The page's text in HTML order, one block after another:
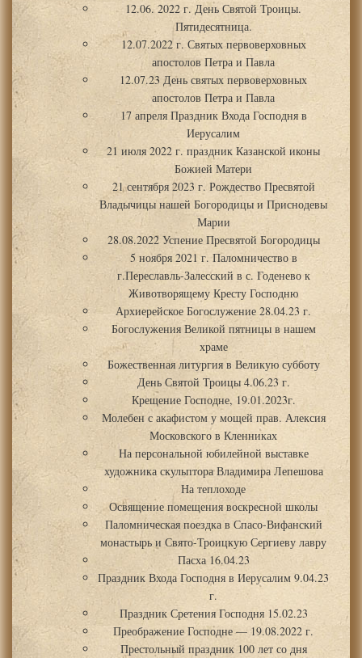
12.06. 2022 г. День Святой Троицы.
Пятидесятница.
12.07.2022 г. Святых первоверховных
апостолов Петра и Павла
12.07.23 День святых первоверховных
апостолов Петра и Павла
17 апреля Праздник Входа Господня в
Иерусалим
21 июля 2022 г. праздник Казанской иконы
Божией Матери
21 сентября 2023 г. Рождество Пресвятой
Владычицы нашей Богородицы и Приснодевы
Марии
28.08.2022 Успение Пресвятой Богородицы
5 ноября 2021 г. Паломничество в
г.Переславль-Залесский в с. Годенево к
Животворящему Кресту Господню
Архиерейское Богослужение 28.04.23 г.
Богослужения Великой пятницы в нашем
храме
Божественная литургия в Великую субботу
День Святой Троицы 4.06.23 г.
Крещение Господне, 19.01.2023г.
Молебен с акафистом у мощей прав. Алексия
Московского в Кленниках
На персональной юбилейной выставке
художника скульптора Владимира Лепешова
На теплоходе
Освящение помещения воскресной школы
Паломническая поездка в Спасо-Вифанский
монастырь и Свято-Троицкую Сергиеву лавру
Пасха 16.04.23
Праздник Входа Господня в Иерусалим 9.04.23
г.
Праздник Сретения Господня 15.02.23
Преображение Господне — 19.08.2022 г.
Престольный праздник 100 лет со дня